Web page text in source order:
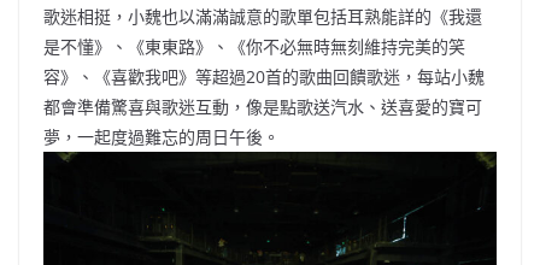
歌迷相挺，小魏也以滿滿誠意的歌單包括耳熟能詳的《我還
是不懂》、《東東路》、《你不必無時無刻維持完美的笑
容》、《喜歡我吧》等超過20首的歌曲回饋歌迷，每站小魏
都會準備驚喜與歌迷互動，像是點歌送汽水、送喜愛的寶可
夢，一起度過難忘的周日午後。